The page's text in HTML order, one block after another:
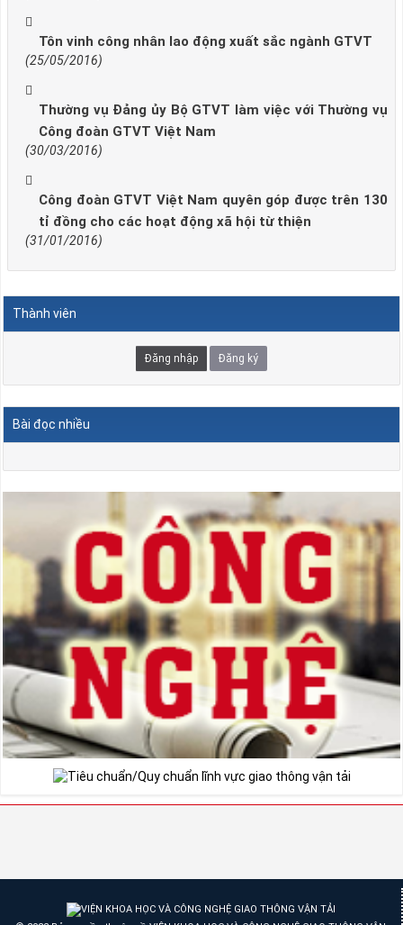
Tôn vinh công nhân lao động xuất sắc ngành GTVT
(25/05/2016)
Thường vụ Đảng ủy Bộ GTVT làm việc với Thường vụ
Công đoàn GTVT Việt Nam
(30/03/2016)
Công đoàn GTVT Việt Nam quyên góp được trên 130
tỉ đồng cho các hoạt động xã hội từ thiện
(31/01/2016)
Thành viên
Đăng nhập Đăng ký
Bài đọc nhiều